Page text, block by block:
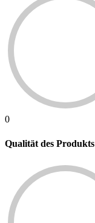
0
Qualität des Produkts